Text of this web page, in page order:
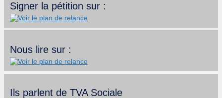
Signer la pétition sur :
Nous lire sur :
Ils parlent de TVA Sociale